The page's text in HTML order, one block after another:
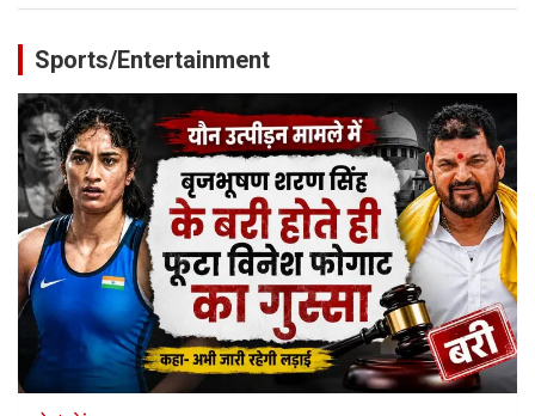
Sports/Entertainment